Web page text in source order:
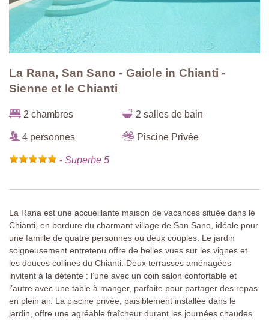
La Rana, San Sano - Gaiole in Chianti -
Sienne et le Chianti
2 chambres 2 salles de bain
4 personnes Piscine Privée
- Superbe 5
La Rana est une accueillante maison de vacances située dans le
Chianti, en bordure du charmant village de San Sano, idéale pour
une famille de quatre personnes ou deux couples. Le jardin
soigneusement entretenu offre de belles vues sur les vignes et
les douces collines du Chianti. Deux terrasses aménagées
invitent à la détente : l’une avec un coin salon confortable et
l’autre avec une table à manger, parfaite pour partager des repas
en plein air. La piscine privée, paisiblement installée dans le
jardin, offre une agréable fraîcheur durant les journées chaudes.